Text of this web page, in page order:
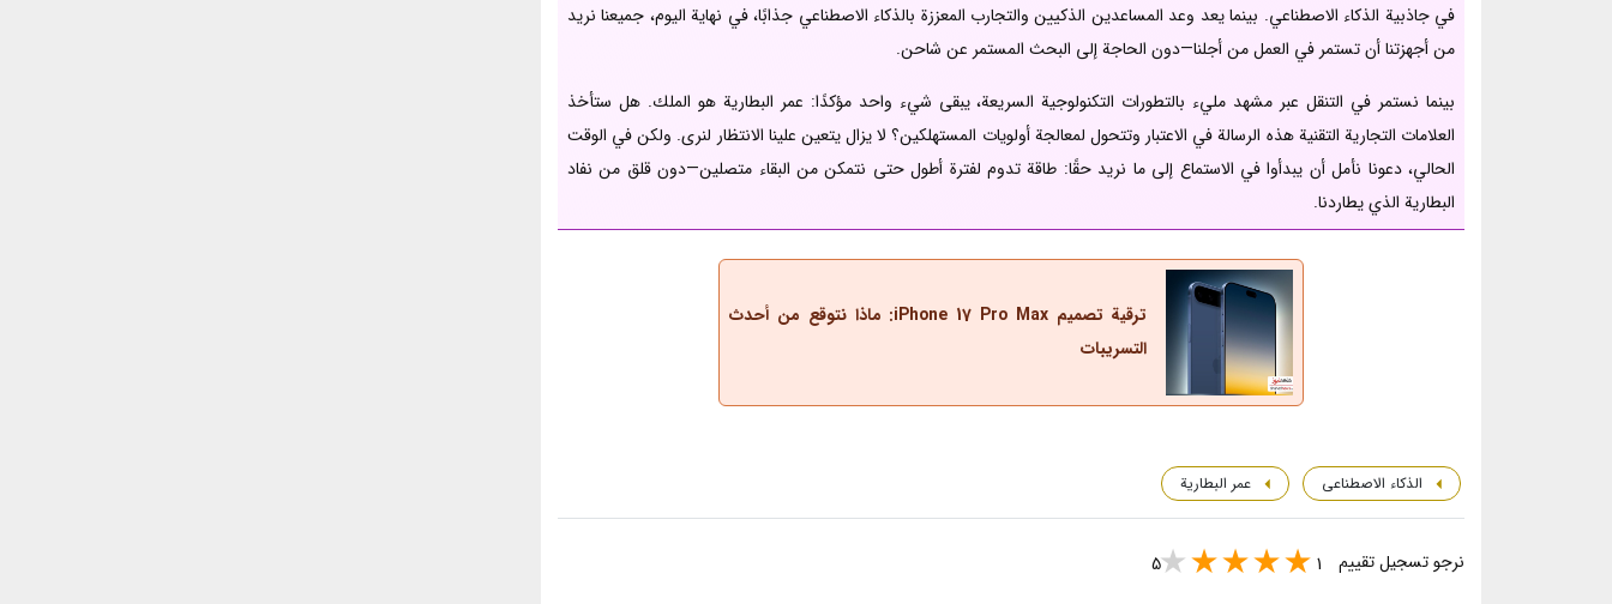
في جاذبية الذكاء الاصطناعي. بينما يعد وعد المساعدين الذكيين والتجارب المعززة بالذكاء الاصطناعي جذابًا، في نهاية اليوم، جميعنا نريد
من أجهزتنا أن تستمر في العمل من أجلنا—دون الحاجة إلى البحث المستمر عن شاحن.
بينما نستمر في التنقل عبر مشهد مليء بالتطورات التكنولوجية السريعة، يبقى شيء واحد مؤكدًا: عمر البطارية هو الملك. هل ستأخذ
العلامات التجارية التقنية هذه الرسالة في الاعتبار وتتحول لمعالجة أولويات المستهلكين؟ لا يزال يتعين علينا الانتظار لنرى. ولكن في الوقت
الحالي، دعونا نأمل أن يبدأوا في الاستماع إلى ما نريد حقًا: طاقة تدوم لفترة أطول حتى نتمكن من البقاء متصلين—دون قلق من نفاد
البطارية الذي يطاردنا.
ترقية تصميم iPhone 17 Pro Max: ماذا نتوقع من أحدث
التسريبات
الذكاء الاصطناعی عمر البطارية
نرجو تسجيل تقييم 1
5